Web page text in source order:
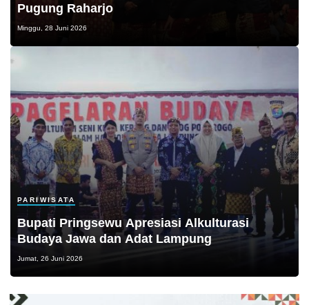
Pugung Raharjo
Minggu, 28 Juni 2026
PARIWISATA
Bupati Pringsewu Apresiasi Alkulturasi
Budaya Jawa dan Adat Lampung
Jumat, 26 Juni 2026